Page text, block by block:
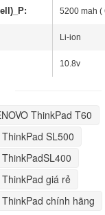
5200 mah (
Li-ion
10.8v
ThinkPad T60
SL500
ThinkPad giá rẻ
chính hãng